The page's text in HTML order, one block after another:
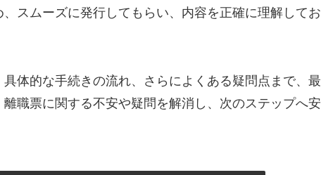
スムーズに発行してもらい、内容を正確に理解してお
体的な手続きの流れ、さらによくある疑問点まで、最
職票に関する不安や疑問を解消し、次のステップへ安